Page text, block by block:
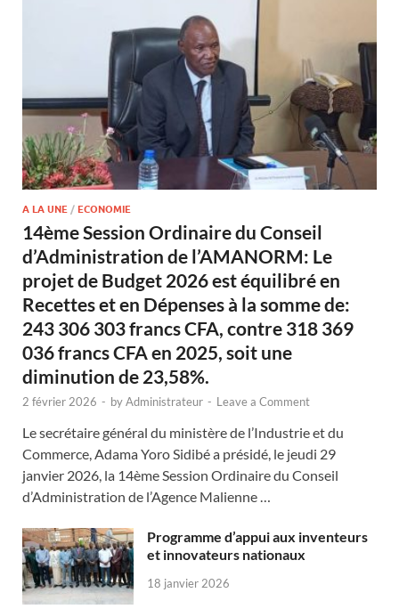
A LA UNE / ECONOMIE
14ème Session Ordinaire du Conseil
d’Administration de l’AMANORM: Le
projet de Budget 2026 est équilibré en
Recettes et en Dépenses à la somme de:
243 306 303 francs CFA, contre 318 369
036 francs CFA en 2025, soit une
diminution de 23,58%.
2 février 2026 - byAdministrateur - Leave a Comment
Le secrétaire général du ministère de l’Industrie et du
Commerce, Adama Yoro Sidibé a présidé, le jeudi 29
janvier 2026, la 14ème Session Ordinaire du Conseil
d’Administration de l’Agence Malienne …
Programme d’appui aux inventeurs
et innovateurs nationaux
18 janvier 2026